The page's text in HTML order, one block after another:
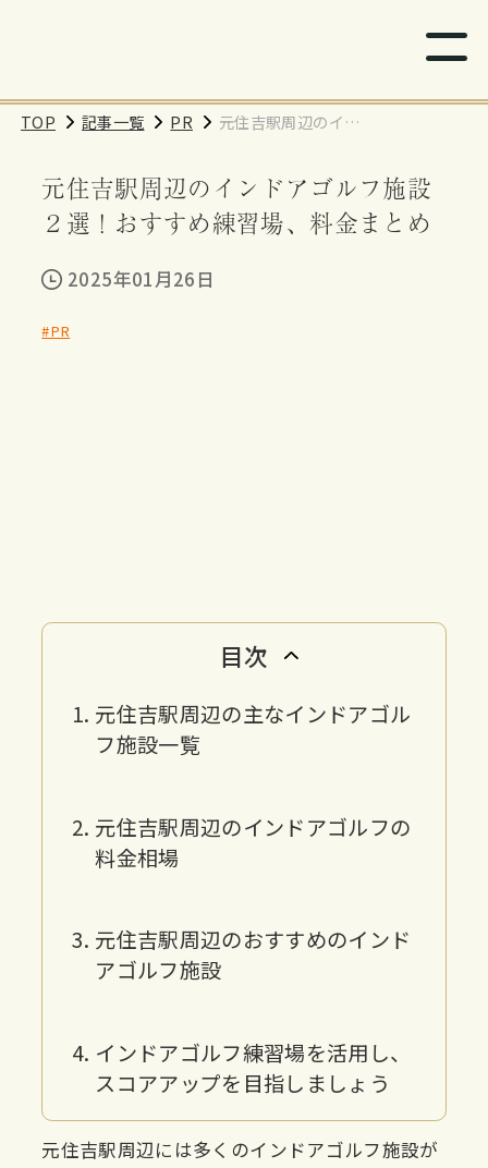
TOP 記事一覧 PR
元住吉駅周辺のイン
選！おすすめ練習
場、料金まとめ
元住吉駅周辺のインドアゴルフ施設
２選！おすすめ練習場、料金まとめ
2025年01月26日
#PR
目次
元住吉駅周辺の主なインドアゴル
フ施設一覧
元住吉駅周辺のインドアゴルフの
料金相場
元住吉駅周辺のおすすめのインド
アゴルフ施設
インドアゴルフ練習場を活用し、
スコアアップを目指しましょう
元住吉駅周辺には多くのインドアゴルフ施設が